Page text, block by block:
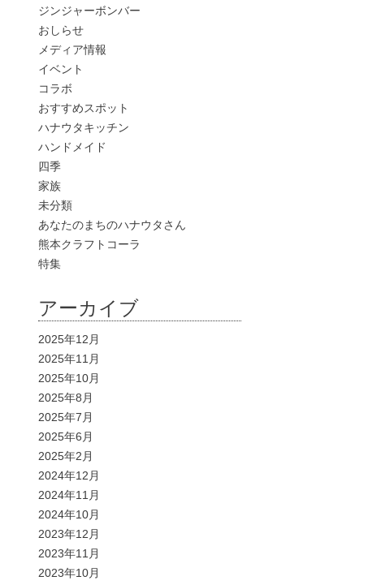
ジンジャーボンバー
おしらせ
メディア情報
イベント
コラボ
おすすめスポット
ハナウタキッチン
ハンドメイド
四季
家族
未分類
あなたのまちのハナウタさん
熊本クラフトコーラ
特集
アーカイブ
2025年12月
2025年11月
2025年10月
2025年8月
2025年7月
2025年6月
2025年2月
2024年12月
2024年11月
2024年10月
2023年12月
2023年11月
2023年10月